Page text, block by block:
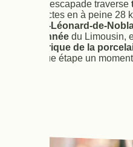
Cette escapade traverse
distinctes en à peine 28
Saint-Léonard-de-
vallonnée du Limousin,
historique de la
chaque étape un